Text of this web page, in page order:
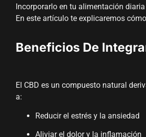
Incorporarlo en tu alimentación
En este artículo te explicaremos
Beneficios De
El CBD es un compuesto natural
a:
Reducir el estrés y la ansiedad
Aliviar el dolor y la inflamación